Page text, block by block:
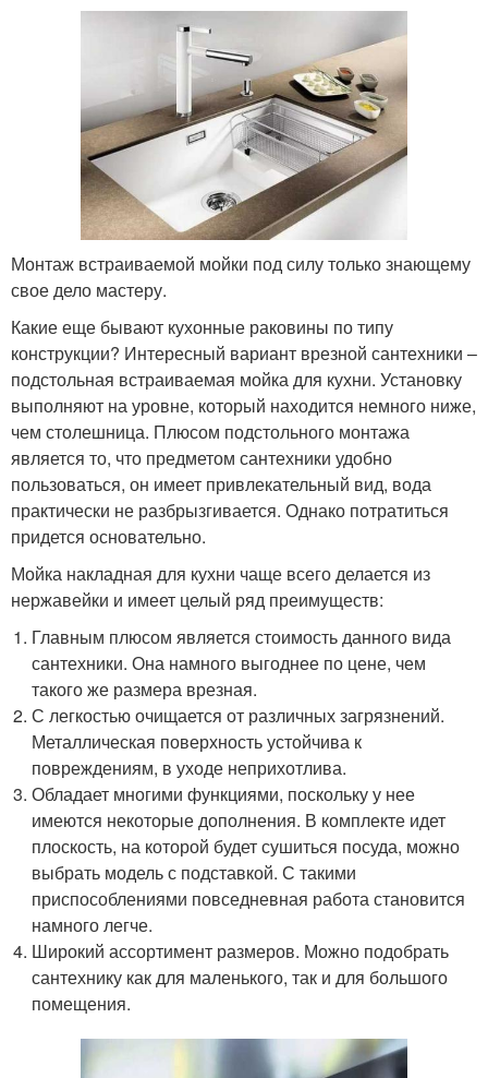
Монтаж встраиваемой мойки под силу только знающему
свое дело мастеру.
Какие еще бывают кухонные раковины по типу
конструкции? Интересный вариант врезной сантехники –
подстольная встраиваемая мойка для кухни. Установку
выполняют на уровне, который находится немного ниже,
чем столешница. Плюсом подстольного монтажа
является то, что предметом сантехники удобно
пользоваться, он имеет привлекательный вид, вода
практически не разбрызгивается. Однако потратиться
придется основательно.
Мойка накладная для кухни чаще всего делается из
нержавейки и имеет целый ряд преимуществ:
Главным плюсом является стоимость данного вида
сантехники. Она намного выгоднее по цене, чем
такого же размера врезная.
С легкостью очищается от различных загрязнений.
Металлическая поверхность устойчива к
повреждениям, в уходе неприхотлива.
Обладает многими функциями, поскольку у нее
имеются некоторые дополнения. В комплекте идет
плоскость, на которой будет сушиться посуда, можно
выбрать модель с подставкой. С такими
приспособлениями повседневная работа становится
намного легче.
Широкий ассортимент размеров. Можно подобрать
сантехнику как для маленького, так и для большого
помещения.